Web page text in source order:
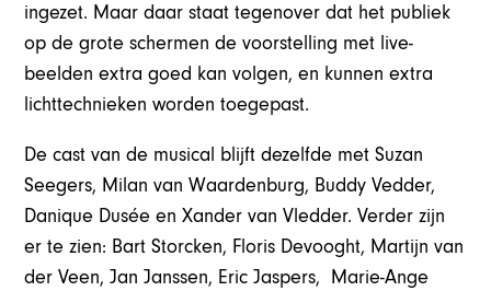
ingezet. Maar daar staat tegenover dat het publiek
op de grote schermen de voorstelling met live-
beelden extra goed kan volgen, en kunnen extra
lichttechnieken worden toegepast.
De cast van de musical blijft dezelfde met Suzan
Seegers, Milan van Waardenburg, Buddy Vedder,
Danique Dusée en Xander van Vledder. Verder zijn
er te zien: Bart Storcken, Floris Devooght, Martijn van
der Veen, Jan Janssen, Eric Jaspers, Marie-Ange